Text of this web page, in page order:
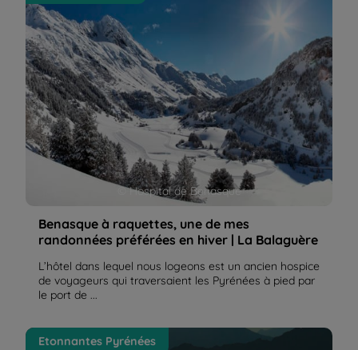
© Hospital de Benasque
Benasque à raquettes, une de mes
randonnées préférées en hiver | La Balaguère
L’hôtel dans lequel nous logeons est un ancien hospice
de voyageurs qui traversaient les Pyrénées à pied par
le port de ...
Livre Étonnantes Pyrénées | La Balaguère
Etonnantes Pyrénées